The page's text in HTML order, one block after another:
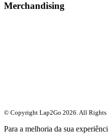
Merchandising
© Copyright Lap2Go 2026 . All Rights
Para a melhoria da sua